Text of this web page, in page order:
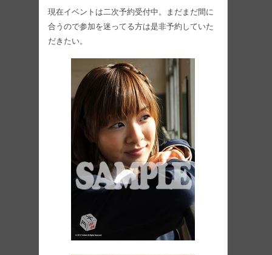
現在イベントは二次予約受付中。まだまだ間に
合うので参加を迷ってる方は是非予約していた
だきたい。